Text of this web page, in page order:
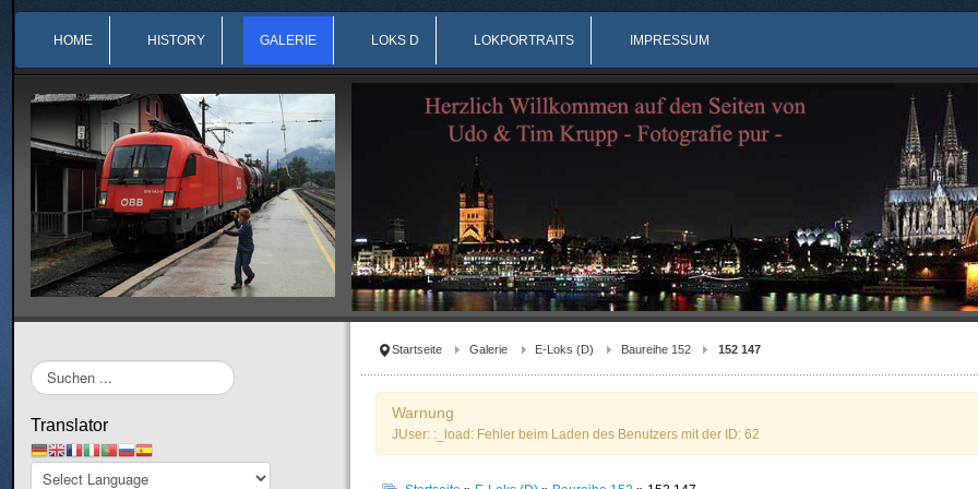
HOME HISTORY GALERIE LOKS D LOKPORTRAITS IMPRESSUM
Startseite Galerie E-Loks (D) Baureihe 152 152 147
Warnung
JUser: :_load: Fehler beim Laden des Benutzers mit der ID: 62
Suchen
...
Translator